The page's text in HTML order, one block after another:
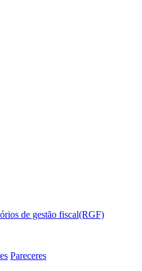
de gestão fiscal(RGF)
Pareceres